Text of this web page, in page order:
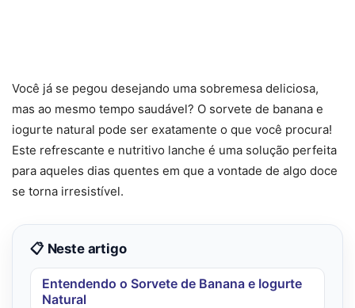
Você já se pegou desejando uma sobremesa deliciosa,
mas ao mesmo tempo saudável? O sorvete de banana e
iogurte natural pode ser exatamente o que você procura!
Este refrescante e nutritivo lanche é uma solução perfeita
para aqueles dias quentes em que a vontade de algo doce
se torna irresistível.
📋 Neste artigo
Entendendo o Sorvete de Banana e Iogurte
Natural